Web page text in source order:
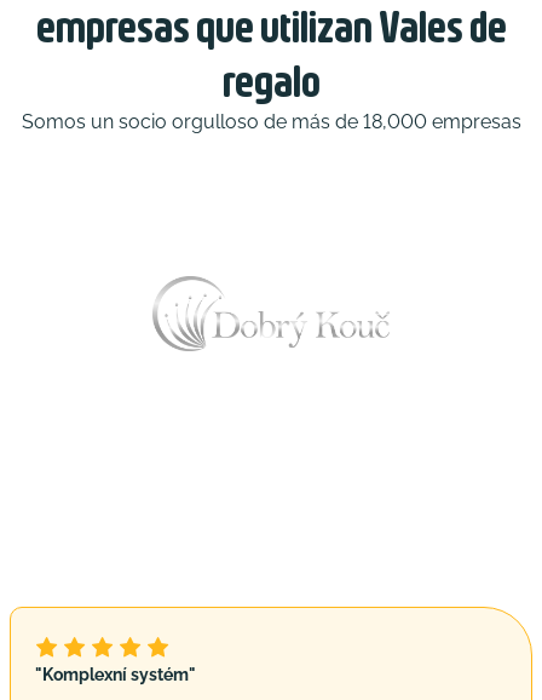
empresas que utilizan Vales de
regalo
Somos un socio orgulloso de más de 18,000 empresas
"Komplexní systém"